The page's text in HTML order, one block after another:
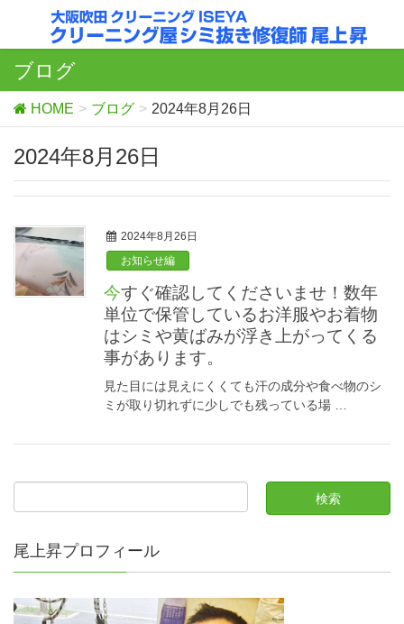
ブログ
HOME ブログ 2024年8月26日
2024年8月26日
2024年8月26日
お知らせ編
今すぐ確認してくださいませ！数年
単位で保管しているお洋服やお着物
はシミや黄ばみが浮き上がってくる
事があります。
見た目には見えにくくても汗の成分や食べ物のシ
ミが取り切れずに少しでも残っている場 …
尾上昇プロフィール